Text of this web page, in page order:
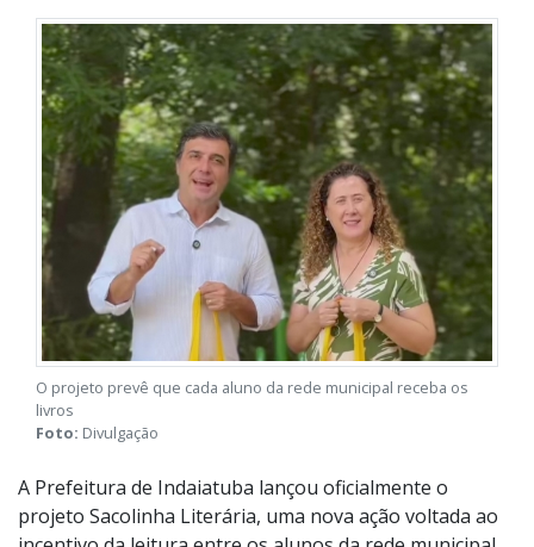
O projeto prevê que cada aluno da rede municipal receba os
livros
A Prefeitura de Indaiatuba lançou oficialmente o
projeto Sacolinha Literária, uma nova ação voltada ao